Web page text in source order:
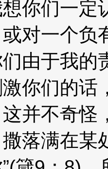
你们一定
对一个负
由于我的
你们的话
并不奇怪
落满在某